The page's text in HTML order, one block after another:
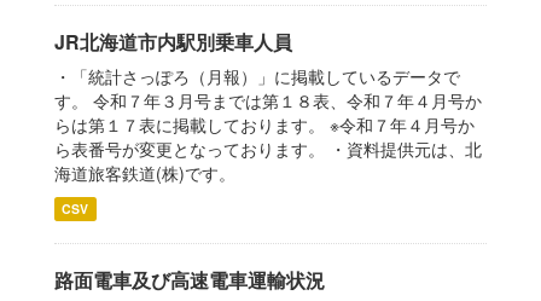
JR北海道市内駅別乗車人員
・「統計さっぽろ（月報）」に掲載しているデータで
す。 令和７年３月号までは第１８表、令和７年４月号か
らは第１７表に掲載しております。 ※令和７年４月号か
ら表番号が変更となっております。 ・資料提供元は、北
海道旅客鉄道(株)です。
CSV
路面電車及び高速電車運輸状況